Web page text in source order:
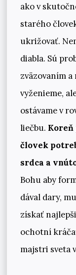
ako v
starého
ukrižovať.
diabla. Sú
zväzovaním
vyženieme,
ostávame v
liečbu. Koreň
človek
srdca a
Bohu aby
dával dary,
získať
ochotní
majstri sveta